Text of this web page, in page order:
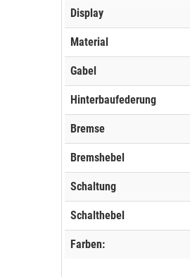
Display
Material
Gabel
Hinterbaufederung
Bremse
Bremshebel
Schaltung
Schalthebel
Farben: